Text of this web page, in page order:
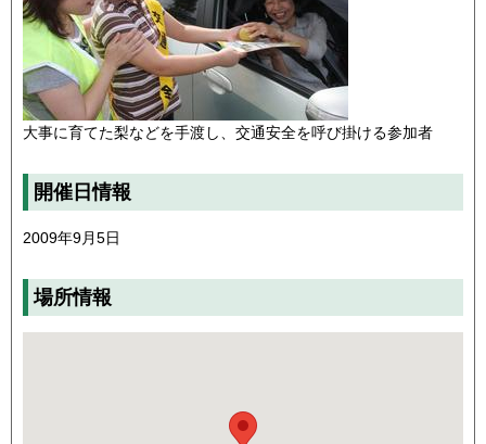
大事に育てた梨などを手渡し、交通安全を呼び掛ける参加者
開催日情報
2009年9月5日
場所情報